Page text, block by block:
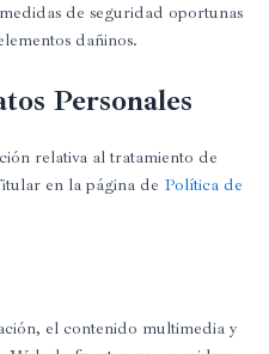
de seguridad oportunas
dañinos.
Personales
relativa al tratamiento de
en la página de Política de
el contenido multimedia y